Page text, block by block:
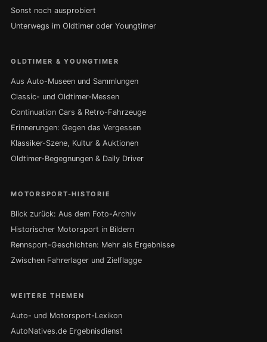
Sonst noch ausprobiert
Unterwegs im Oldtimer oder Youngtimer
OLDTIMER & YOUNGTIMER
Aus Auto-Museen und Sammlungen
Classic- und Oldtimer-Messen
Continuation Cars & Retro-Fahrzeuge
Erinnerungen: Gegen das Vergessen
Klassiker-Szene, Kultur & Auktionen
Oldtimer-Begegnungen & Daily Driver
MOTORSPORT-HISTORIE
Blick zurück: Aus dem Foto-Archiv
Historischer Motorsport in Bildern
Rennsport-Geschichten: Mehr als Ergebnisse
Zwischen Fahrerlager und Zielflagge
WEITERE THEMEN
Auto- und Motorsport-Lexikon
AutoNatives.de Ergebnisdienst